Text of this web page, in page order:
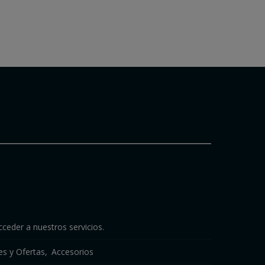
a nuestros servicios.
y Ofertas Accesorios